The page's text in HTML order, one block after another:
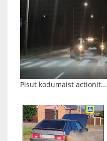
Pisut kodumaist actionit...